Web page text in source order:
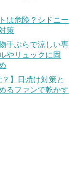
は危険？シドニー
策
手ぶらで涼しい専
やリュックに固
】日焼け対策と
るファンで乾かす